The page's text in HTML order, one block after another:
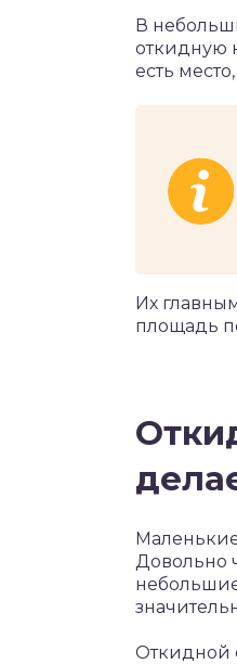
В
откидную
есть
Их
площадь
Довольно
Откидной